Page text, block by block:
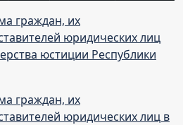
граждан, их
юридических лиц
юстиции Республики
граждан, их
юридических лиц в